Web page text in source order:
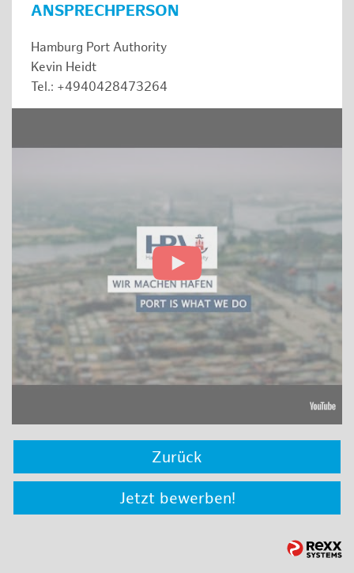
ANSPRECHPERSON
Hamburg Port Authority
Kevin Heidt
Tel.: +4940428473264
Zurück
Jetzt bewerben!